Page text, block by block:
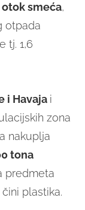
smeća,
otpada
tj. 1,6
i Havaja i
zona
nakuplja
tona
predmeta
plastika.